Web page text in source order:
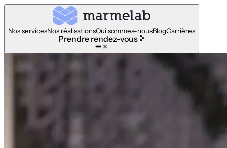
Nos servicesNos réalisationsQui sommes-nousBlogCarrières
Prendre rendez-vous